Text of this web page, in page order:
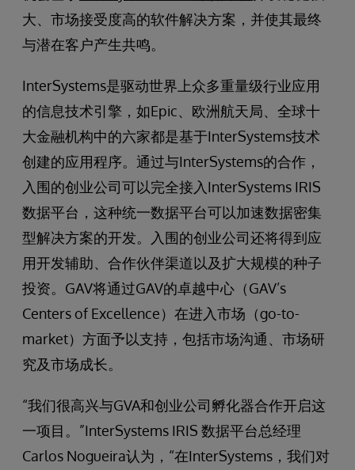
大、市场接受度高的软件解决方案，并使其最终
与潜在客户产生共鸣。
InterSystems是驱动世界上众多重量级行业应用
的信息技术引擎，如Epic、欧洲航天局、全球十
大金融机构中的六家都是基于InterSystems技术
创建的应用程序。通过与InterSystems的合作，
入围的创业公司可以完全接入InterSystems IRIS
数据平台，这种统一数据平台可以加速数据密集
型解决方案的开发。入围的创业公司还将得到应
用开发辅助、合作伙伴渠道以及扩大规模的种子
投资。GAV将通过GAV的卓越中心（GAV’s
Centers of Excellence）在进入市场（go-to-
market）方面予以支持，包括市场沟通、市场研
究及市场成长。
“我们很高兴与GVA和创业公司孵化器合作开启这
一项目。”InterSystems IRIS 数据平台总经理
Carlos Nogueira认为，“在InterSystems，我们对